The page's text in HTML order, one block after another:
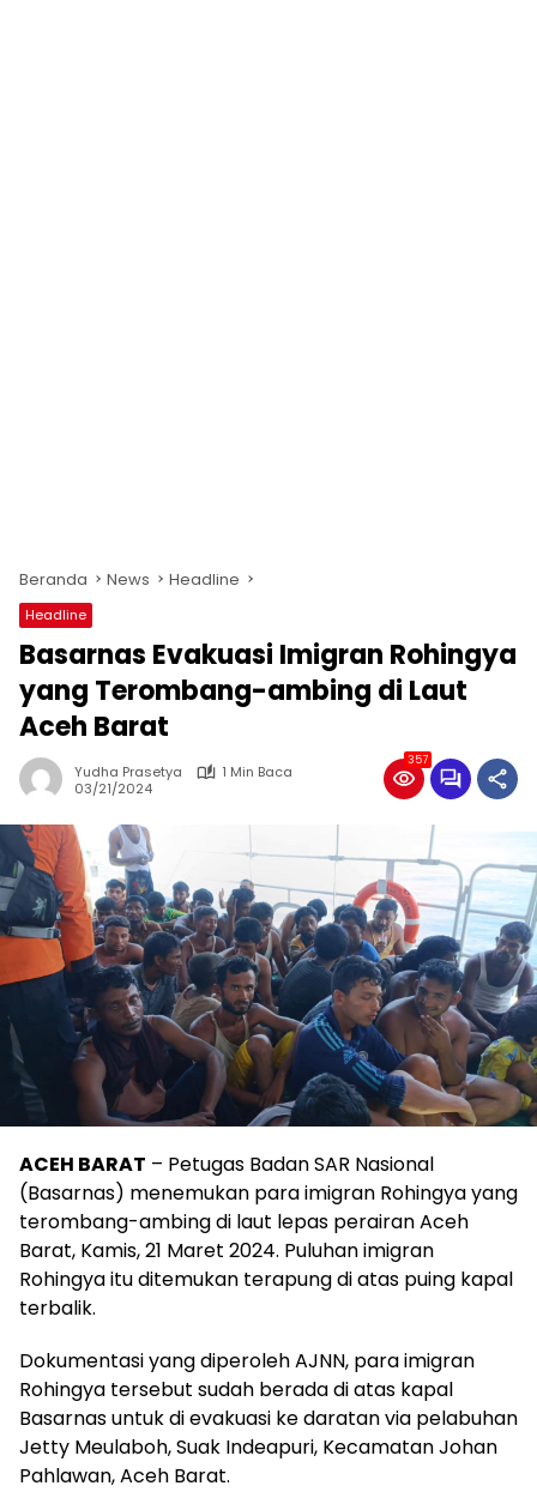
Beranda News Headline
Headline
Basarnas Evakuasi Imigran Rohingya
yang Terombang-ambing di Laut
Aceh Barat
Yudha Prasetya
1 Min Baca
03/21/2024
357
ACEH BARAT – Petugas Badan SAR Nasional
(Basarnas) menemukan para imigran Rohingya yang
terombang-ambing di laut lepas perairan Aceh
Barat, Kamis, 21 Maret 2024. Puluhan imigran
Rohingya itu ditemukan terapung di atas puing kapal
terbalik.
Dokumentasi yang diperoleh AJNN, para imigran
Rohingya tersebut sudah berada di atas kapal
Basarnas untuk di evakuasi ke daratan via pelabuhan
Jetty Meulaboh, Suak Indeapuri, Kecamatan Johan
Pahlawan, Aceh Barat.